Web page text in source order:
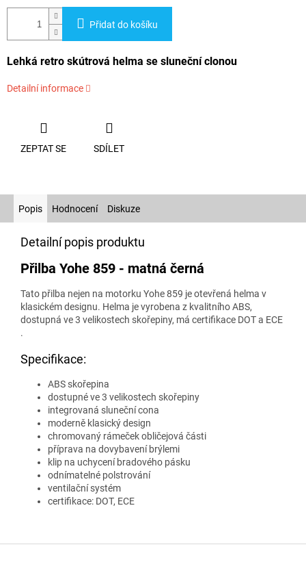
Přidat do košíku
Lehká retro skútrová helma se sluneční clonou
Detailní informace
ZEPTAT SE SDÍLET
Popis Hodnocení Diskuze
Detailní popis produktu
Přilba Yohe 859 - matná černá
Tato přilba nejen na motorku Yohe 859 je otevřená helma v
klasickém designu. Helma je vyrobena z kvalitního ABS,
dostupná ve 3 velikostech skořepiny, má certifikace DOT a ECE
.
Specifikace:
ABS skořepina
dostupné ve 3 velikostech skořepiny
integrovaná sluneční cona
moderně klasický design
chromovaný rámeček obličejová části
příprava na dovybavení brýlemi
klip na uchycení bradového pásku
odnímatelné polstrování
ventilační systém
certifikace: DOT, ECE